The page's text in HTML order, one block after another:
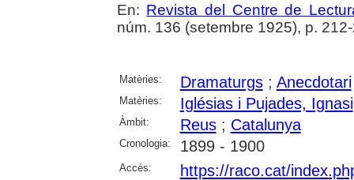
En: Revista del Centre de
núm. 136 (setembre 1925), p.
Matèries: Dramaturgs; Anecdotari
Matèries: Iglésias i Pujades, Ignasi
Àmbit: Reus; Catalunya
Cronologia: 1899 - 1900
Accés: https://raco.cat/